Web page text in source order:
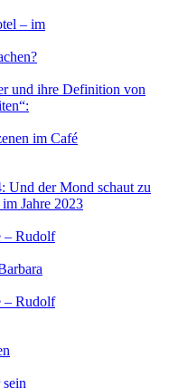
– im
und ihre Definition von
im Café
Und der Mond schaut zu
Jahre 2023
– Rudolf
– Rudolf